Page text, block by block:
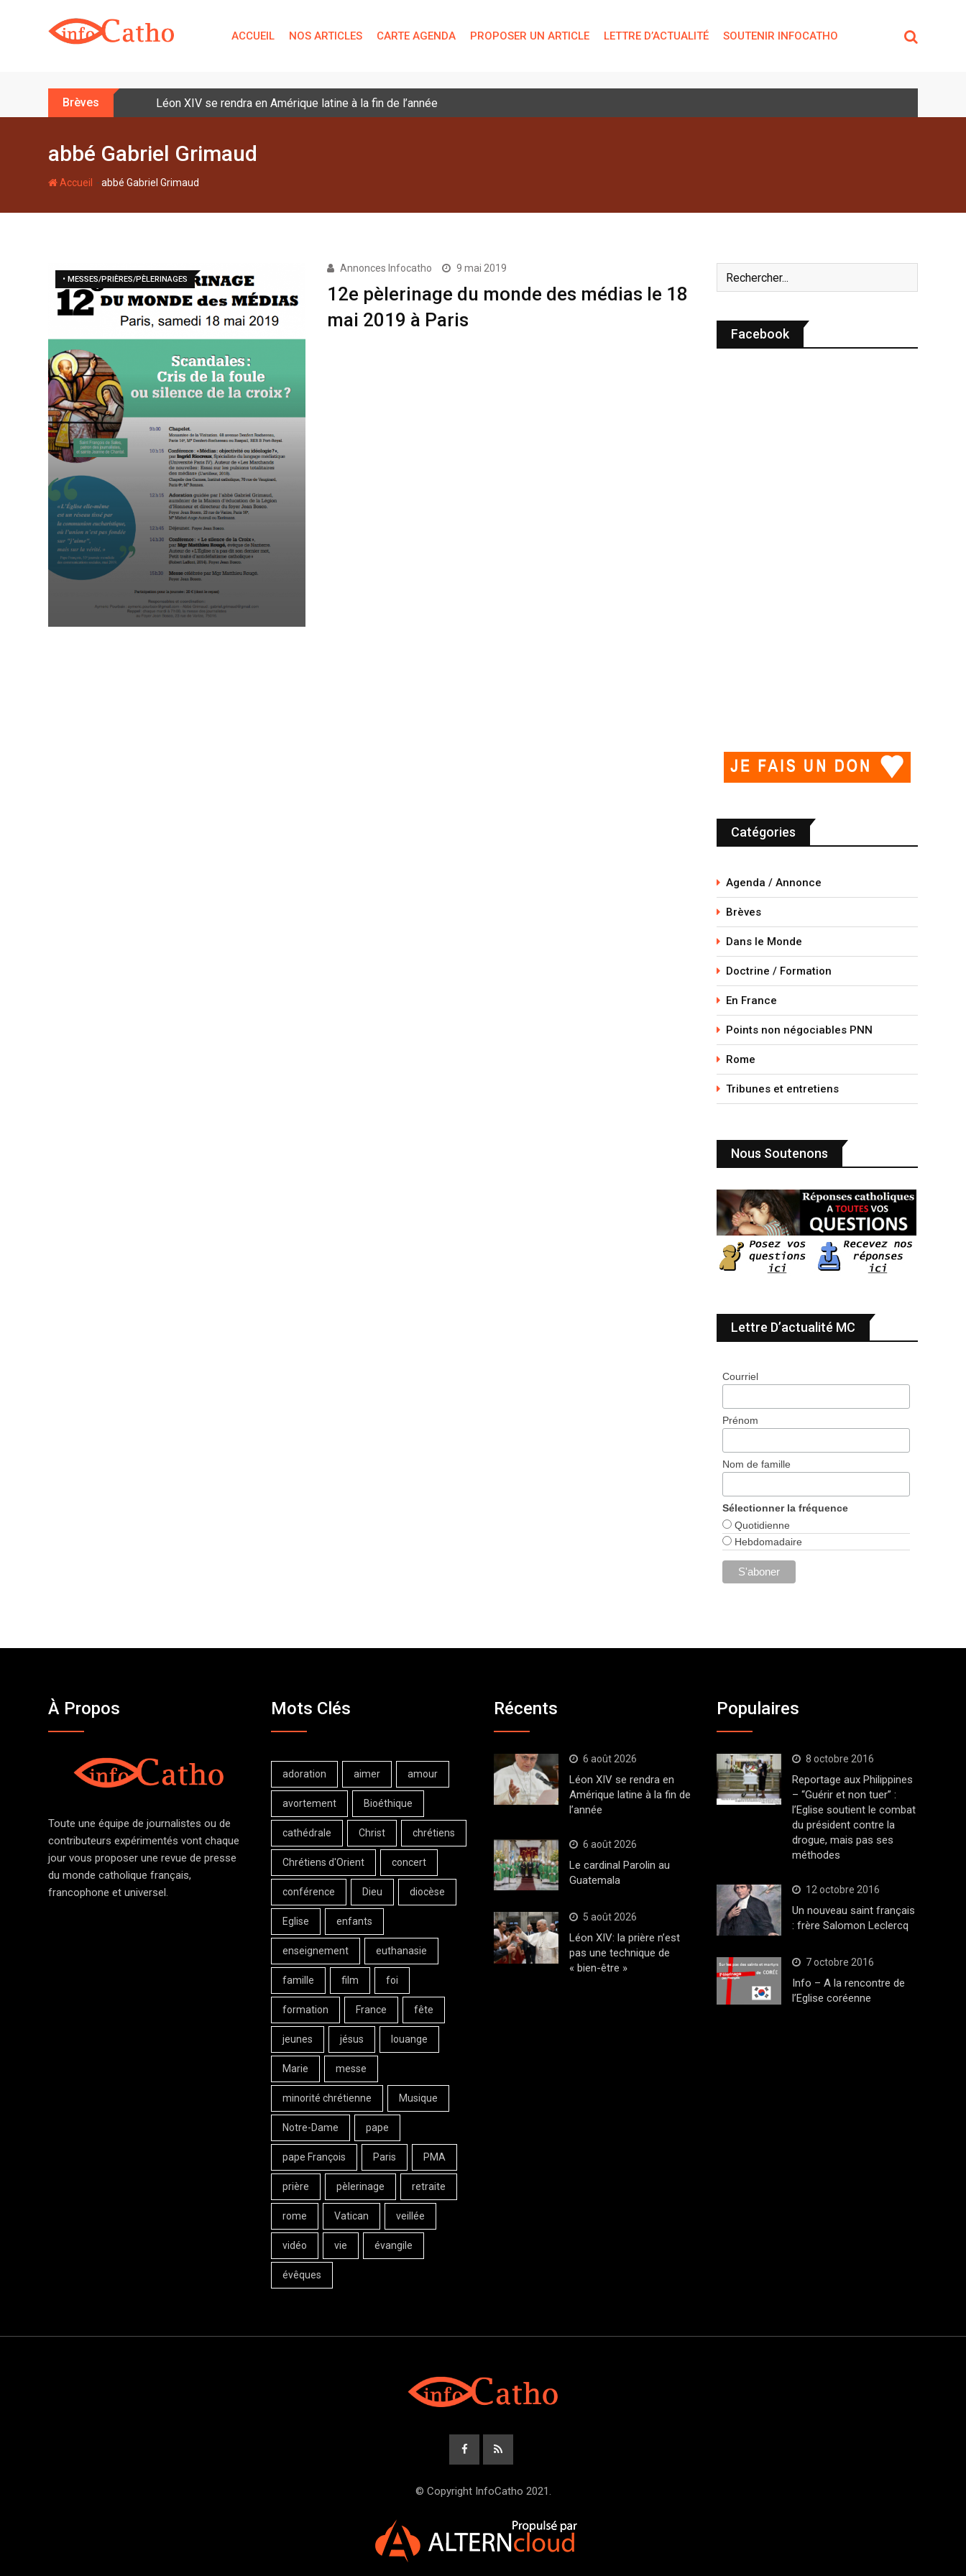
t
ACCUEIL NOS ARTICLES CARTE AGENDA PROPOSER UN ARTICLE LETTRE D’ACTUALITÉ SOUTENIR INFOCATHO
Brèves Léon XIV se rendra en Amérique latine à la fin de l’année
abbé Gabriel Grimaud
Accueil -abbé Gabriel Grimaud
• MESSES/PRIÈRES/PÈLERINAGES
Annonces Infocatho 9 mai 2019
12e pèlerinage du monde des médias le 18
mai 2019 à Paris
Facebook
Catégories
Agenda / Annonce
Brèves
Dans le Monde
Doctrine / Formation
En France
Points non négociables PNN
Rome
Tribunes et entretiens
Nous Soutenons
Lettre D’actualité MC
Courriel
Prénom
Nom de famille
Sélectionner la fréquence
Quotidienne
Hebdomadaire
À Propos
Toute une équipe de journalistes ou de
contributeurs expérimentés vont chaque
jour vous proposer une revue de presse
du monde catholique français,
francophone et universel.
Mots Clés
adoration aimer amour
avortement Bioéthique
cathédrale Christ chrétiens
Chrétiens d'Orient concert
conférence Dieu diocèse
Eglise enfants
enseignement euthanasie
famille film foi
formation France fête
jeunes jésus louange
Marie messe
minorité chrétienne Musique
Notre-Dame pape
pape François Paris PMA
prière pèlerinage retraite
rome Vatican veillée
vidéo vie évangile
évêques
Récents
6 août 2026
Léon XIV se rendra en
Amérique latine à la fin de
l’année
6 août 2026
Le cardinal Parolin au
Guatemala
5 août 2026
Léon XIV: la prière n’est
pas une technique de
« bien-être »
Populaires
8 octobre 2016
Reportage aux Philippines
– “Guérir et non tuer” :
l’Eglise soutient le combat
du président contre la
drogue, mais pas ses
méthodes
12 octobre 2016
Un nouveau saint français
: frère Salomon Leclercq
7 octobre 2016
Info – A la rencontre de
l’Eglise coréenne
© Copyright InfoCatho 2021.